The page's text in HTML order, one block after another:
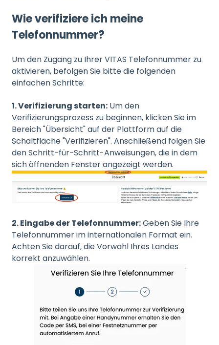
Wie verifiziere ich meine
Telefonnummer?
Um den Zugang zu Ihrer VITAS Telefonnummer zu
aktivieren, befolgen Sie bitte die folgenden
einfachen Schritte:
1. Verifizierung starten: Um den
Verifizierungsprozess zu beginnen, klicken Sie im
Bereich "Übersicht" auf der Plattform auf die
Schaltfläche "Verifizieren". Anschließend folgen Sie
den Schritt-für-Schritt-Anweisungen, die in dem
sich öffnenden Fenster angezeigt werden.
2. Eingabe der Telefonnummer:Geben Sie Ihre
Telefonnummer im internationalen Format ein.
Achten Sie darauf, die Vorwahl Ihres Landes
korrekt anzuwählen.